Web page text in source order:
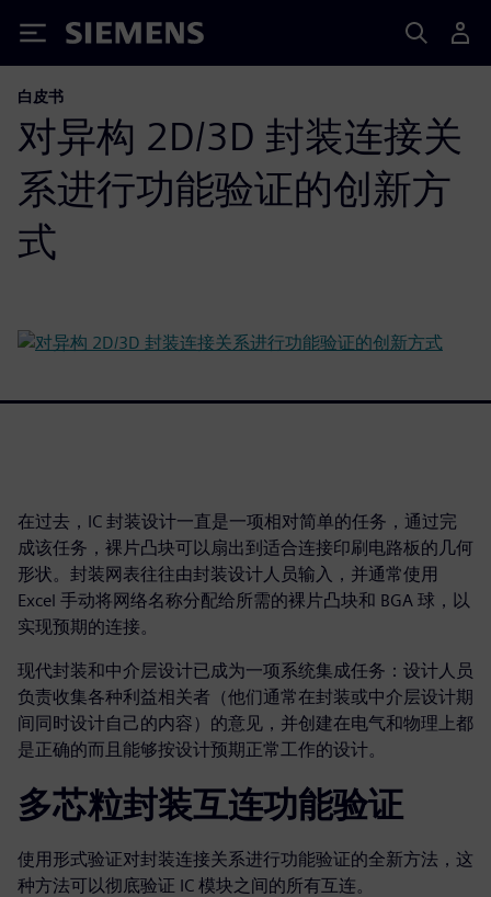
Siemens
白皮书
对异构 2D/3D 封装连接关
系进行功能验证的创新方
式
在过去，IC 封装设计一直是一项相对简单的任务，通过完
成该任务，裸片凸块可以扇出到适合连接印刷电路板的几何
形状。封装网表往往由封装设计人员输入，并通常使用
Excel 手动将网络名称分配给所需的裸片凸块和 BGA 球，以
实现预期的连接。
现代封装和中介层设计已成为一项系统集成任务：设计人员
负责收集各种利益相关者（他们通常在封装或中介层设计期
间同时设计自己的内容）的意见，并创建在电气和物理上都
是正确的而且能够按设计预期正常工作的设计。
多芯粒封装互连功能验证
使用形式验证对封装连接关系进行功能验证的全新方法，这
种方法可以彻底验证 IC 模块之间的所有互连。